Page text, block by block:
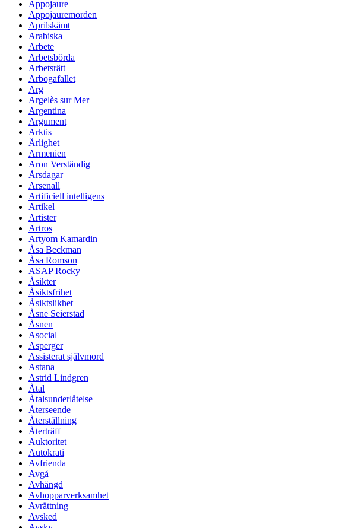
Appojaure
Appojauremorden
Aprilskämt
Arabiska
Arbete
Arbetsbörda
Arbetsrätt
Arbogafallet
Arg
Argelès sur Mer
Argentina
Argument
Arktis
Ärlighet
Armenien
Aron Verständig
Årsdagar
Arsenall
Artificiell intelligens
Artikel
Artister
Artros
Artyom Kamardin
Åsa Beckman
Åsa Romson
ASAP Rocky
Åsikter
Åsiktsfrihet
Åsiktslikhet
Åsne Seierstad
Åsnen
Asocial
Asperger
Assisterat självmord
Astana
Astrid Lindgren
Åtal
Åtalsunderlåtelse
Återseende
Återställning
Återträff
Auktoritet
Autokrati
Avfrienda
Avgå
Avhängd
Avhopparverksamhet
Avrättning
Avsked